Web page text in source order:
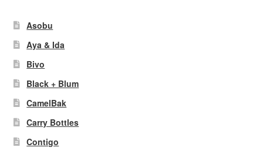
Asobu
Aya & Ida
Bivo
Black + Blum
CamelBak
Carry Bottles
Contigo